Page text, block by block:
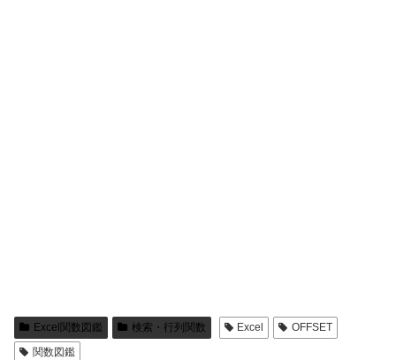
Excel関数図鑑 検索・行列関数 Excel
OFFSET
関数図鑑